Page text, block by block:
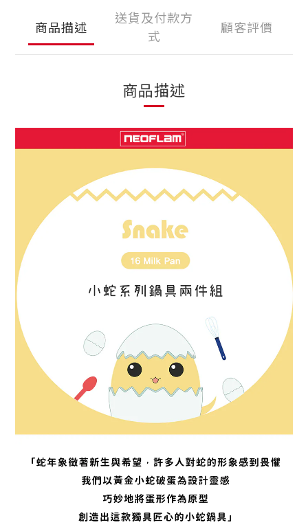
商品描述
送貨及付款方
式
顧客評價
商品描述